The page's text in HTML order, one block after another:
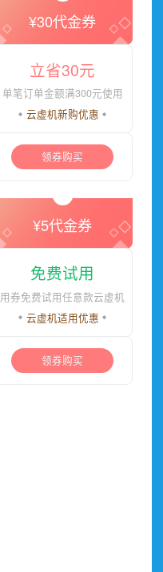
¥30代金券
立省30元
单笔订单金额满300元使用
云虚机新购优惠
领券购买
¥5代金券
免费试用
用券免费试用任意款云虚机
云虚机适用优惠
领券购买